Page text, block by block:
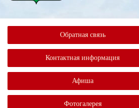
Обратная связь
Контактная информация
Афиша
Фотогалерея